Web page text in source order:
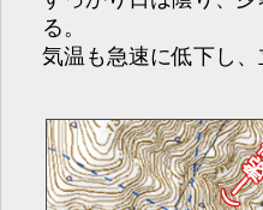
る。
気温も急速に低下し、